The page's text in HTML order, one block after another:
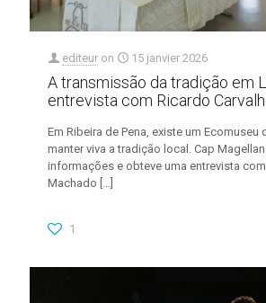
editeur on 15 janvier 2026
A transmissão da tradição em
entrevista com Ricardo
Em Ribeira de Pena, existe um Ecomuseu
manter viva a tradição local. Cap
informações e obteve uma entrevista
Machado […]
1